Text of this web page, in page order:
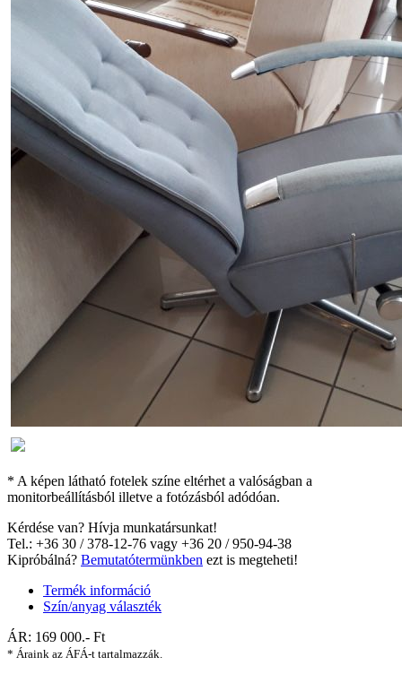
* A képen látható fotelek színe eltérhet a valóságban a
monitorbeállításból illetve a fotózásból adódóan.
Kérdése van? Hívja munkatársunkat!
Tel.: +36 30 / 378-12-76 vagy +36 20 / 950-94-38
Kipróbálná? Bemutatótermünkben ezt is megteheti!
Termék információ
Szín/anyag választék
ÁR: 169 000.- Ft
* Áraink az ÁFÁ-t tartalmazzák.